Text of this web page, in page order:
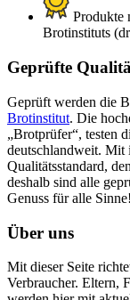
Produkte
Brotinstituts
Geprüfte
Geprüft werden die
Brotinstitut. Die
„Brotprüfer“, testen
deutschlandweit. Mit
Qualitätsstandard,
deshalb sind alle
Genuss für alle Sinne!
Über uns
Mit dieser Seite
Verbraucher. Eltern,